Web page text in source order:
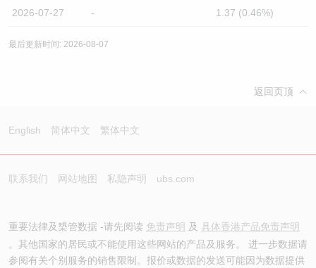
2026-07-27 - 1.37 (0.46%)
最后更新时间: 2026-08-07
返回页顶
English 简体中文 繁体中文
联系我们 网站地图 私隐声明 ubs.com
重要法律及槼管数据 -请先阅读 免责声明 及 具体香港产品免责声明
。其他国家的居民或不能使用这些网站的产品及服务。 进一步数据请
参阅有关个别服务的销售限制。报价或数据的发送可能因为数据提供